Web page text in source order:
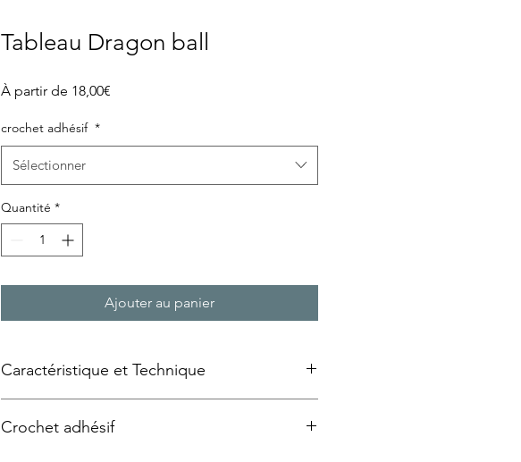
Tableau Dragon ball
À partir de 18,00€
crochet adhésif *
Sélectionner
Quantité *
Ajouter au panier
Caractéristique et Technique
Technique utilisée :Transfert d'image à froid sur un
Crochet adhésif